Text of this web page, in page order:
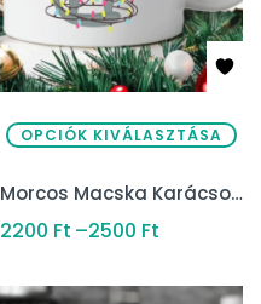
OPCIÓK KIVÁLASZTÁSA
Morcos Macska Karácsonyi Bögre – saját szöveggel
2200 Ft –2500 Ft